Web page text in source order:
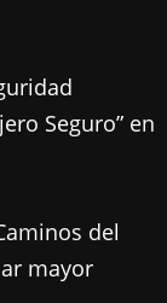
Seguro” en
del
mayor